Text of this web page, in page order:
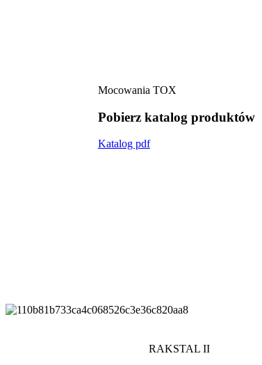
Mocowania TOX
Pobierz katalog produktów
Katalog pdf
RAKSTAL II